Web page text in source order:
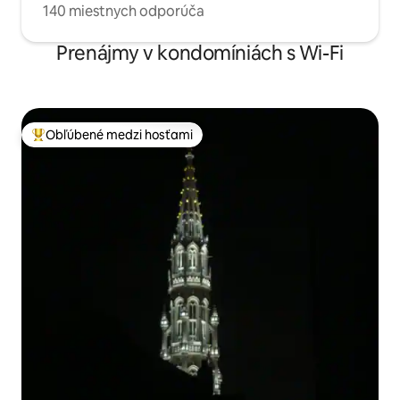
140 miestnych odporúča
Prenájmy v kondomíniách s Wi-Fi
Najobľúbenejšie medzi hosťami
Obľúbené medzi hosťami